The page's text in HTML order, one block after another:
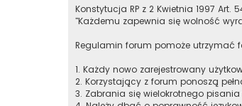
Konstytucja RP z 2 Kwietnia 1997 Art.
"Każdemu zapewnia się wolność
Regulamin forum pomoże utrzymać
1. Każdy nowo zarejestrowany
2. Korzystający z forum ponoszą
3. Zabrania się wielokrotnego